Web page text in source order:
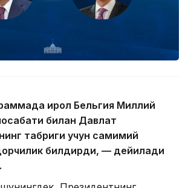
Қирол Бельгия Миллий
билан Давлат
табриги учун самимий
билдирди, — дейилади